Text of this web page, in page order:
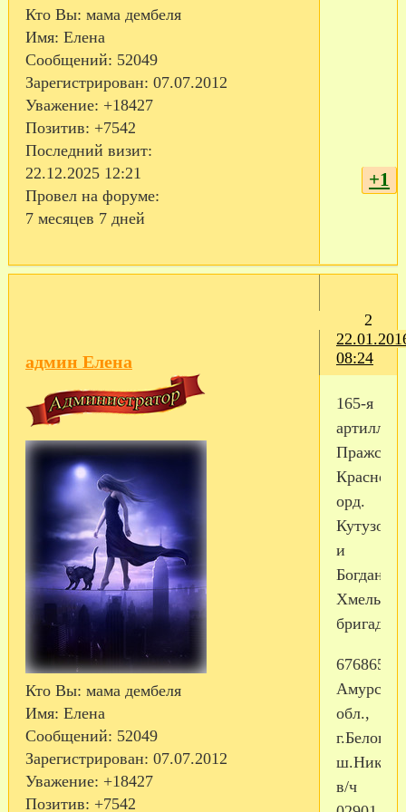
Кто Вы: мама дембеля
Имя: Елена
Сообщений: 52049
Зарегистрирован: 07.07.2012
Уважение: +18427
Позитив: +7542
Последний визит:
22.12.2025 12:21
Провел на форуме:
7 месяцев 7 дней
+1
2
08:24
админ Елена
Кто Вы: мама дембеля
Имя: Елена
Сообщений: 52049
Зарегистрирован: 07.07.2012
Уважение: +18427
Позитив: +7542
165-я
Пражская
орд.
Кутузова
и
Богдана
бригада
676865,
Амурская
обл.,
в/ч